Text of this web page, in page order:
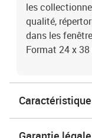
les
qualité,
dans les
Format 24 x